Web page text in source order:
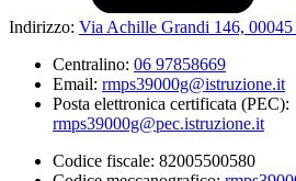
Indirizzo: Via Achille Grandi 146, 00045
Centralino: 06 97858669
Email: rmps39000g@istruzione.it
Posta elettronica certificata (PEC):
rmps39000g@pec.istruzione.it
Codice fiscale: 82005500580